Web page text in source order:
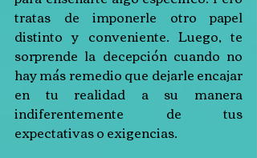
tratas de imponerle otro papel
distinto y conveniente. Luego, te
sorprende la decepción cuando no
hay más remedio que dejarle encajar
en tu realidad a su manera
indiferentemente de tus
expectativas o exigencias.